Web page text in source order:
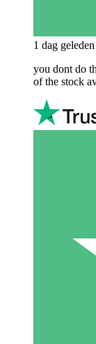
1 dag geleden
you dont do
of the stock